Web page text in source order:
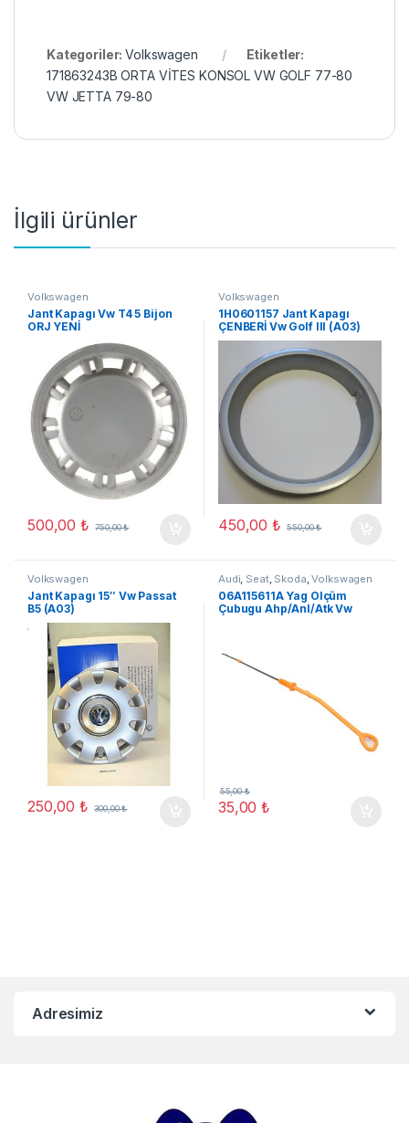
Kategoriler:Volkswagen
Etiketler:
171863243B ORTA VİTES KONSOL VW GOLF 77-80
VW JETTA 79-80
İlgili ürünler
Volkswagen
Jant Kapagı Vw T4 5 Bijon
ORJ YENİ
500,00₺ 750,00₺
Volkswagen
1H0601157 Jant Kapagı
ÇENBERİ Vw Golf III (A03)
13,JAT
450,00₺ 550,00₺
Volkswagen
Jant Kapagı 15″ Vw Passat
B5 (A03)
250,00₺ 300,00₺
Audi, Seat, Skoda,Volkswagen
06A115611A Yag Ölçüm
Çubugu Ahp/Anl/Atk Vw
35,00₺
55,00₺
Adresimiz